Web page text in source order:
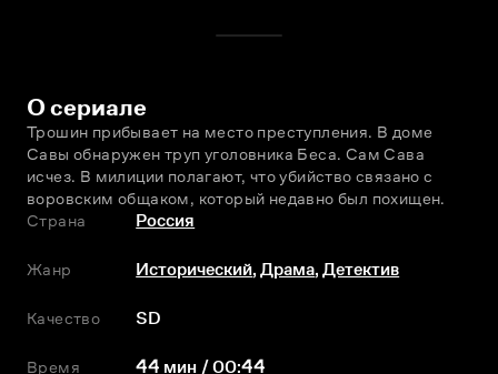
О сериале
Трошин прибывает на место преступления. В доме
Савы обнаружен труп уголовника Беса. Сам Сава
исчез. В милиции полагают, что убийство связано с
воровским общаком, который недавно был похищен.
Страна
Россия
Жанр Исторический,Драма,Детектив
Качество SD
Время 44 мин / 00:44